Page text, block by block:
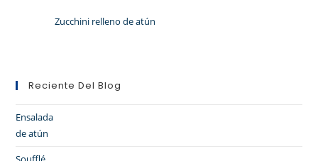
Zucchini relleno de atún
Reciente Del Blog
Ensalada
de atún